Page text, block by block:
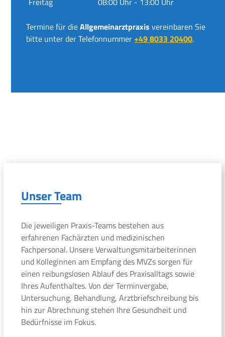
Termine für dieAllgemeinarztpraxis vereinbaren Sie
bitte unter der Telefonnummer+49 8033 20400.
Unser Team
Die jeweiligen Praxis-Teams bestehen aus
erfahrenen Fachärzten und medizinischen
Fachpersonal. Unsere Verwaltungsmitarbeiterinnen
und Kolleginnen am Empfang des MVZs sorgen für
einen reibungslosen Ablauf des Praxisalltags sowie
Ihres Aufenthaltes. Von der Terminvergabe,
Untersuchung, Behandlung, Arztbriefschreibung bis
hin zur Abrechnung stehen Ihre Gesundheit und
Bedürfnisse im Fokus.